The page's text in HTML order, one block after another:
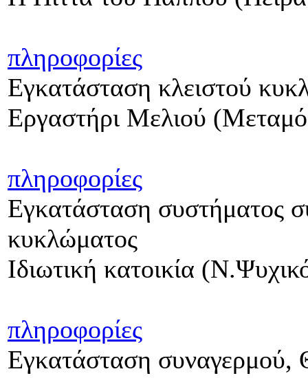
πληροφορίες
Εγκατάσταση κλειστού
Εργαστήρι Μελιού
πληροφορίες
Εγκατάσταση συστήματος
κυκλώματος
Ιδιωτική κατοικία
πληροφορίες
Εγκατάσταση συναγερμού,